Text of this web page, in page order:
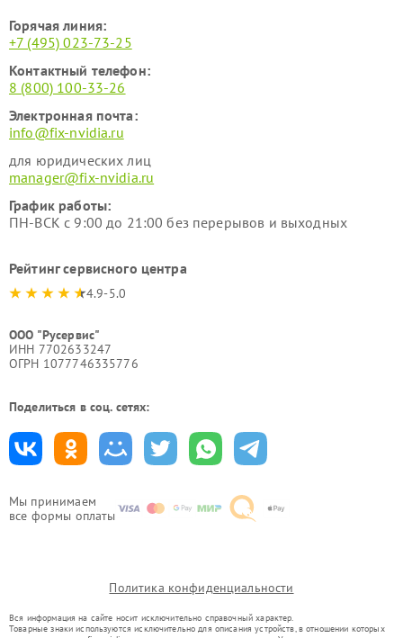
Мы принимаем
все формы оплаты
Горячая линия:
+7 (495) 023-73-25
Контактный телефон:
8 (800) 100-33-26
Электронная почта:
info@fix-nvidia.ru
для юридических лиц
manager@fix-nvidia.ru
График работы:
ПН-ВСК с 9:00 до 21:00 без перерывов и выходных
Рейтинг сервисного центра
4.9-5.0
ООО "Русервис"
ИНН 7702633247
ОГРН 1077746335776
Поделиться в соц. сетях:
Политика конфиденциальности
Вся информация на сайте носит исключительно справочный характер.
Товарные знаки используются исключительно для описания устройств, в отношении которых